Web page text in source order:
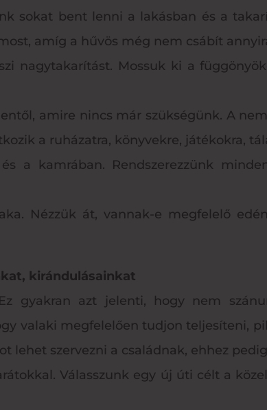
sokat bent lenni a lakásban és a
amíg a hűvös még nem csábít
nagytakarítást. Mossuk ki a
amire nincs már szükségünk. A
a ruházatra, könyvekre, játékokra,
a kamrában. Rendszerezzünk
Nézzük át, vannak-e megfelelő
kirándulásainkat
gyakran azt jelenti, hogy nem
valaki megfelelően tudjon teljesíteni,
lehet szervezni a családnak, ehhez
Válasszunk egy új úti célt a